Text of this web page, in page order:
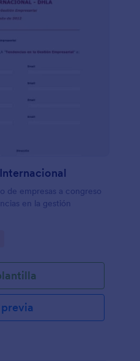
de empresas a congreso
en la gestión